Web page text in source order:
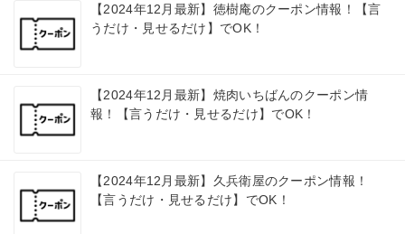
【2024年12月最新】徳樹庵のクーポン情報！【言
うだけ・見せるだけ】でOK！
【2024年12月最新】焼肉いちばんのクーポン情
報！【言うだけ・見せるだけ】でOK！
【2024年12月最新】久兵衛屋のクーポン情報！
【言うだけ・見せるだけ】でOK！